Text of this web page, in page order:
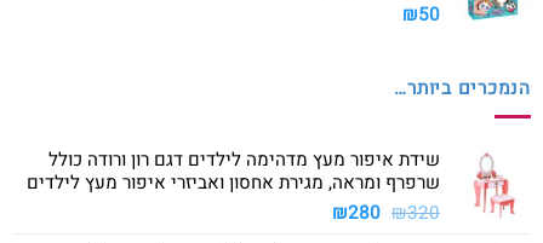
₪50
הנמכרים ביותר…
שידת איפור מעץ מדהימה לילדים דגם רון ורודה כולל
שרפרף ומראה, מגירת אחסון ואביזרי איפור מעץ לילדים
₪320
המחיר
₪280 המחיר